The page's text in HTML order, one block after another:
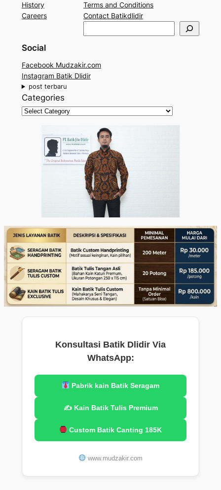
History
Careers
Terms and Conditions
Contact Batikdlidir
e
c
h
Social
Facebook Mudzakir.com
Instagram Batik Dlidir
post terbaru
Categories
Konsultasi Batik Dlidir Via
WhatsApp:
Pabrik kain Batik Seragam
✍️ Kain Batik Tulis Premium
Custom Batik Canting 185K
www.mudzakir.com